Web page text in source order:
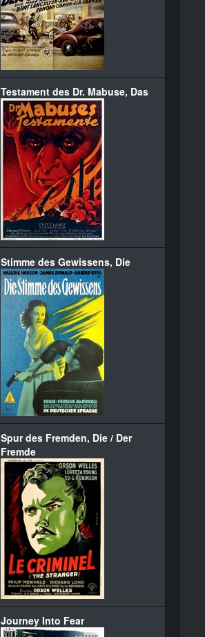
Testament des Dr. Mabuse, Das
Stimme des Gewissens, Die
Spur des Fremden, Die / Der
Fremde
Journey Into Fear